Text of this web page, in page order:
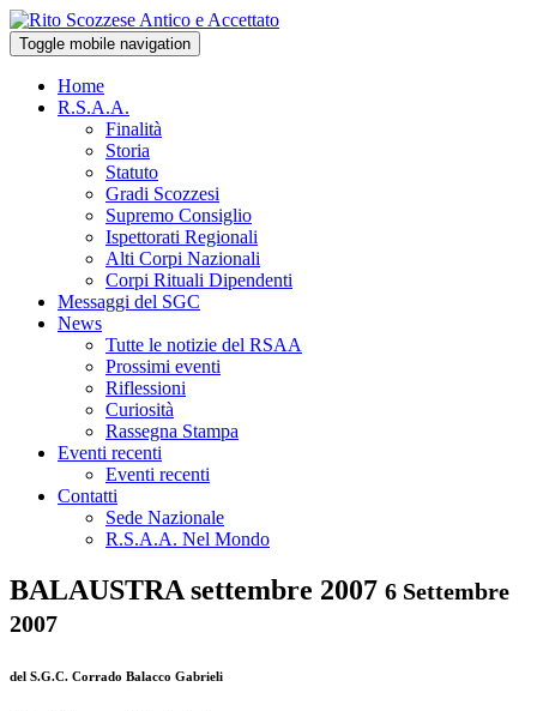
Toggle mobile navigation
Home
R.S.A.A.
Finalità
Storia
Statuto
Gradi Scozzesi
Supremo Consiglio
Ispettorati Regionali
Alti Corpi Nazionali
Corpi Rituali Dipendenti
Messaggi del SGC
News
Tutte le notizie del RSAA
Prossimi eventi
Riflessioni
Curiosità
Rassegna Stampa
Eventi recenti
Eventi recenti
Contatti
Sede Nazionale
R.S.A.A. Nel Mondo
BALAUSTRA settembre 2007 6 Settembre
2007
del S.G.C. Corrado Balacco Gabrieli